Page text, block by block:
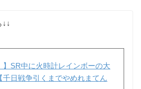
】SR中に火時計レインボーの大
千日戦争引くまでやめれまてん